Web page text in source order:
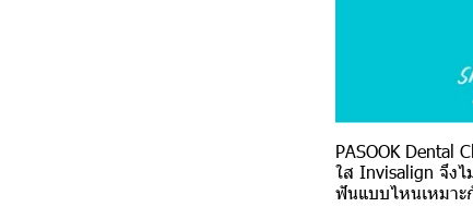
PASOOK Dental
ใส Invisalign จึง
ฟันแบบไหนเหมาะ